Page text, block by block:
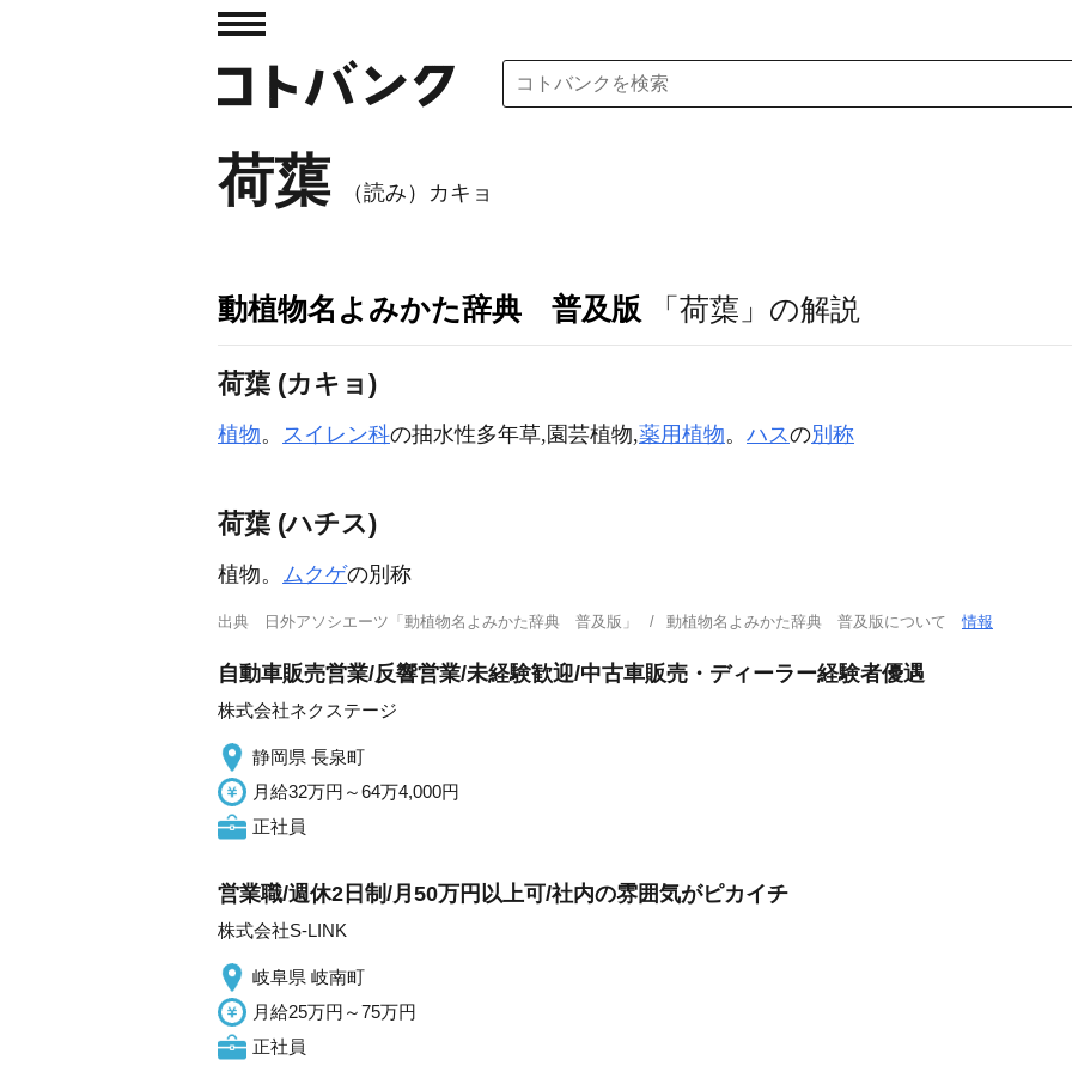
荷蕖 （読み）カキョ
動植物名よみかた辞典 普及版 「荷蕖」の解説
荷蕖 (カキョ)
植物。 スイレン科の抽水性多年草,園芸植物,薬用植物。 ハスの別称
荷蕖 (ハチス)
植物。 ムクゲの別称
出典 日外アソシエーツ「動植物名よみかた辞典 普及版」 動植物名よみかた辞典 普及版について情報
自動車販売営業/反響営業/未経験歓迎/中古車販売・ディーラー経験者優遇
株式会社ネクステージ
静岡県 長泉町
月給32万円～64万4,000円
正社員
営業職/週休2日制/月50万円以上可/社内の雰囲気がピカイチ
株式会社S-LINK
岐阜県 岐南町
月給25万円～75万円
正社員